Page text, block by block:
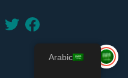
Arabic